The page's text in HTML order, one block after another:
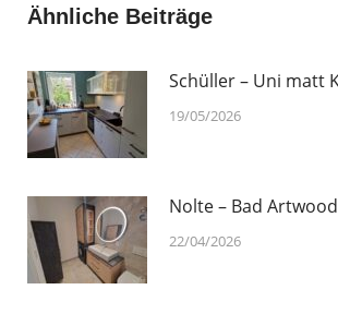
Ähnliche Beiträge
Schüller – Uni matt
19/05/2026
Nolte – Bad
22/04/2026